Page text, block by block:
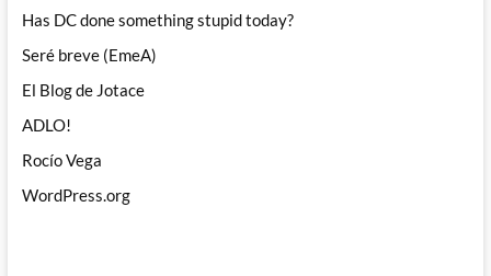
Has DC done something stupid today?
Seré breve (EmeA)
El Blog de Jotace
ADLO!
Rocío Vega
WordPress.org